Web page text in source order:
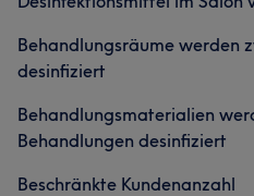
Behandlungsräume werden
desinfiziert
Behandlungsmaterialien
Behandlungen desinfiziert
Beschränkte Kundenanzahl